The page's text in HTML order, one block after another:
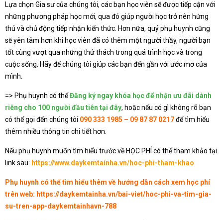
Lựa chọn Gia sư của chúng tôi, các bạn học viên sẽ được tiếp cận với
những phương pháp học mới, qua đó giúp người học trở nên hứng
thú và chủ động tiếp nhận kiến thức. Hơn nữa, quý phụ huynh cũng
sẽ yên tâm hơn khi học viên đã có thêm một người thầy, người bạn
tốt cùng vượt qua những thử thách trong quá trình học và trong
cuộc sống. Hãy để chúng tôi giúp các bạn đến gần với ước mơ của
mình.
=> Phụ huynh có thểĐăng ký ngay khóa học để nhận ưu đãi dành
riêng cho 100 người đầu tiên tại đây, hoặc nếu có gì không rõ bạn
có thể gọi đến chúng tôi 090 333 1985 – 09 87 87 0217để tìm hiểu
thêm nhiều thông tin chi tiết hơn.
Nếu phụ huynh muốn tìm hiểu trước về HỌC PHÍ có thể tham khảo tại
link sau: https://www.daykemtainha.vn/hoc-phi-tham-khao
Phụ huynh có thể tìm hiểu thêm về hướng dẫn cách xem học phí
trên web: https://daykemtainha.vn/bai-viet/hoc-phi-va-tim-gia-
su-tren-app-daykemtainhavn-788